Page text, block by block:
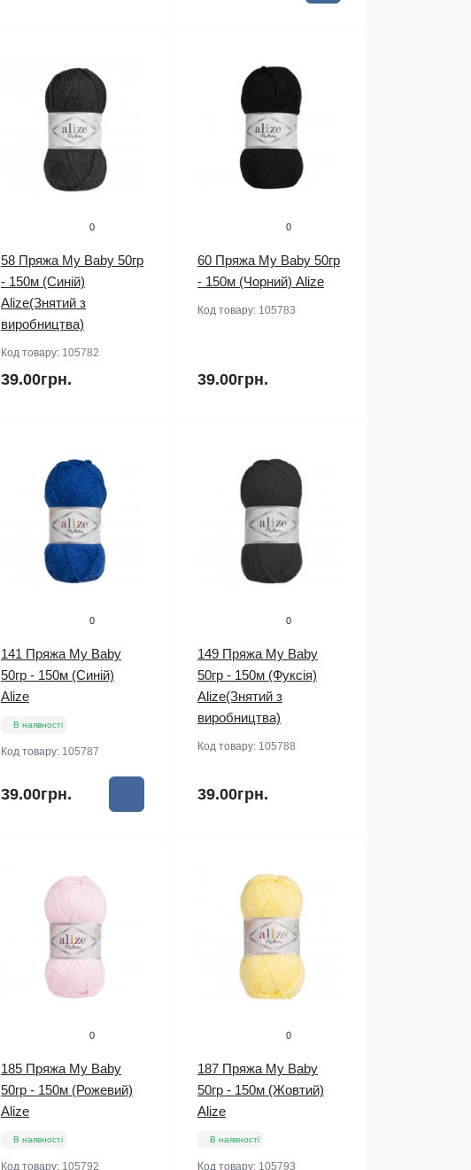
0
58 Пряжа My Baby 50гр
- 150м (Синій)
Alize(Знятий з
виробництва)
Код товару: 105782
39.00грн.
0
60 Пряжа My Baby 50гр
- 150м (Чорний) Alize
Код товару: 105783
39.00грн.
0
141 Пряжа My Baby
50гр - 150м (Синій)
Alize
В наявності
Код товару: 105787
39.00грн.
0
149 Пряжа My Baby
50гр - 150м (Фуксія)
Alize(Знятий з
виробництва)
Код товару: 105788
39.00грн.
0
185 Пряжа My Baby
50гр - 150м (Рожевий)
Alize
В наявності
Код товару: 105792
0
187 Пряжа My Baby
50гр - 150м (Жовтий)
Alize
В наявності
Код товару: 105793